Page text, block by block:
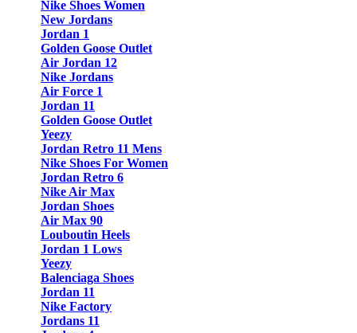
Nike Shoes Women
New Jordans
Jordan 1
Golden Goose Outlet
Air Jordan 12
Nike Jordans
Air Force 1
Jordan 11
Golden Goose Outlet
Yeezy
Jordan Retro 11 Mens
Nike Shoes For Women
Jordan Retro 6
Nike Air Max
Jordan Shoes
Air Max 90
Louboutin Heels
Jordan 1 Lows
Yeezy
Balenciaga Shoes
Jordan 11
Nike Factory
Jordans 11